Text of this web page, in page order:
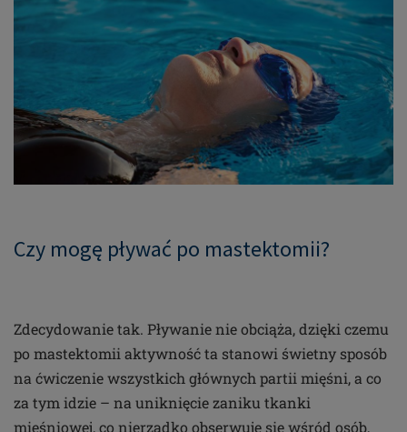
Czy mogę pływać po mastektomii?
Zdecydowanie tak. Pływanie nie obciąża, dzięki czemu
po mastektomii aktywność ta stanowi świetny sposób
na ćwiczenie wszystkich głównych partii mięśni, a co
za tym idzie – na uniknięcie zaniku tkanki
mięśniowej, co nierzadko obserwuje się wśród osób,